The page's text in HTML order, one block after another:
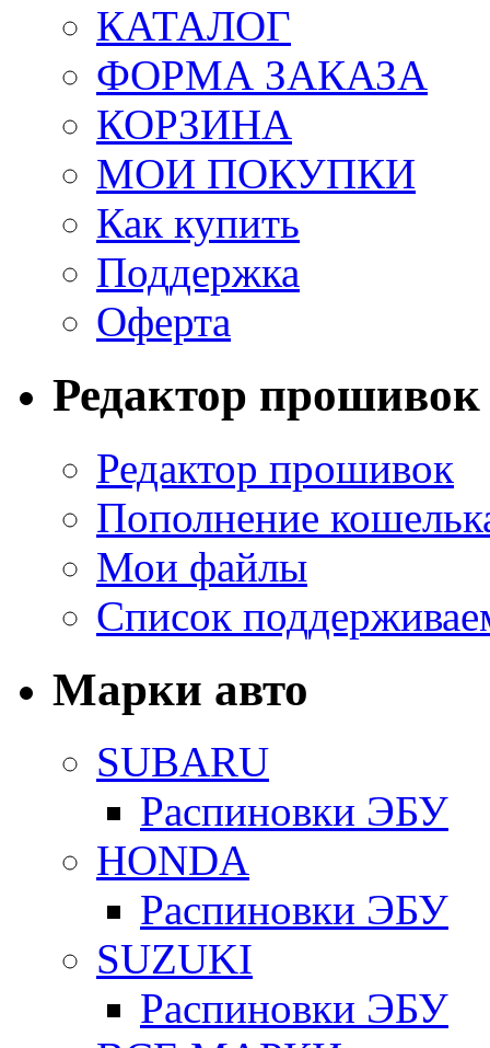
КАТАЛОГ
ФОРМА ЗАКАЗА
КОРЗИНА
МОИ ПОКУПКИ
Как купить
Поддержка
Оферта
Редактор прошивок
Редактор прошивок
Пополнение
Мои файлы
Список
Марки авто
SUBARU
Распиновки ЭБУ
HONDA
Распиновки ЭБУ
SUZUKI
Распиновки ЭБУ